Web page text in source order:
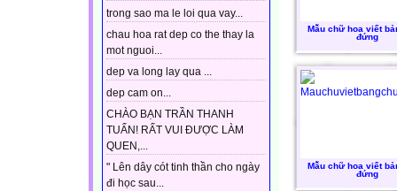
trong sao ma le loi qua vay...
chau hoa rat dep co the thay la
mot nguoi...
dep va long lay qua ...
dep cam on...
CHÀO BẠN TRẦN THANH
TUẤN! RẤT VUI ĐƯỢC LÀM
QUEN,...
" Lên dây cót tinh thần cho ngày
đi học sau...
Mẫu chữ hoa viết
đứng
Mẫu chữ hoa viết
đứng